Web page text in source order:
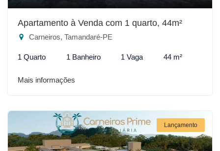
Apartamento à Venda com 1 quarto, 44m²
Carneiros, Tamandaré-PE
1 Quarto 1 Banheiro 1 Vaga 44 m²
Mais informações
Lançamento